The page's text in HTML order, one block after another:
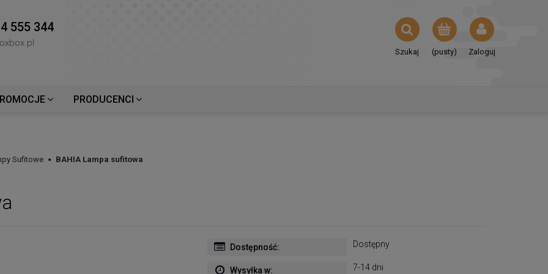
555 344
(pusty) Zaloguj
Szukaj
PRODUCENCI
Sufitowe BAHIA Lampa sufitowa
Dostępność: Dostępny
Wysyłka w: 7-14 dni